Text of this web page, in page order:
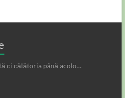
ci călătoria până acolo…